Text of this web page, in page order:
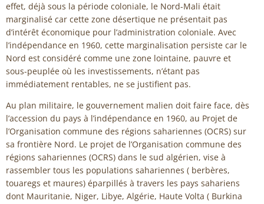
effet, déjà sous la période coloniale, le Nord-Mali était
marginalisé car cette zone désertique ne présentait pas
d’intérêt économique pour l’administration coloniale. Avec
l’indépendance en 1960, cette marginalisation persiste car le
Nord est considéré comme une zone lointaine, pauvre et
sous-peuplée où les investissements, n’étant pas
immédiatement rentables, ne se justifient pas.
Au plan militaire, le gouvernement malien doit faire face, dès
l’accession du pays à l’indépendance en 1960, au Projet de
l’Organisation commune des régions sahariennes (OCRS) sur
sa frontière Nord. Le projet de l’Organisation commune des
régions sahariennes (OCRS) dans le sud algérien, vise à
rassembler tous les populations sahariennes ( berbères,
touaregs et maures) éparpillés à travers les pays sahariens
dont Mauritanie, Niger, Libye, Algérie, Haute Volta ( Burkina